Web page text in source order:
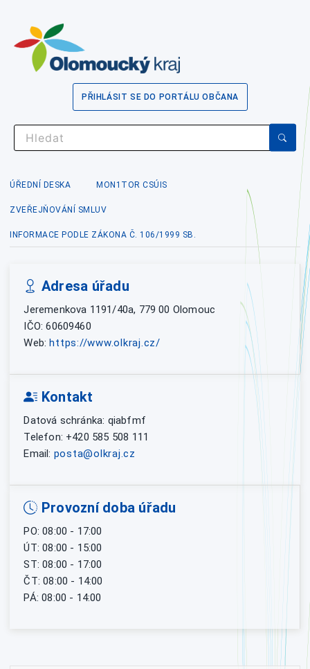
PŘIHLÁSIT SE DO PORTÁLU OBČANA
ÚŘEDNÍ DESKA MON1TOR CSÚIS
ZVEŘEJŇOVÁNÍ SMLUV
INFORMACE PODLE ZÁKONA Č. 106/1999 SB.
Adresa úřadu
Jeremenkova 1191/40a, 779 00 Olomouc
IČO: 60609460
Web: https://www.olkraj.cz/
Kontakt
Datová schránka: qiabfmf
Telefon: +420 585 508 111
Email: posta@olkraj.cz
Provozní doba úřadu
PO: 08:00 - 17:00
ÚT: 08:00 - 15:00
ST: 08:00 - 17:00
ČT: 08:00 - 14:00
PÁ: 08:00 - 14:00